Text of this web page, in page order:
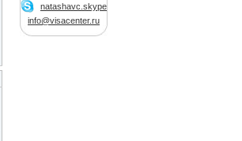
natashavc.skype
info@visacenter.ru